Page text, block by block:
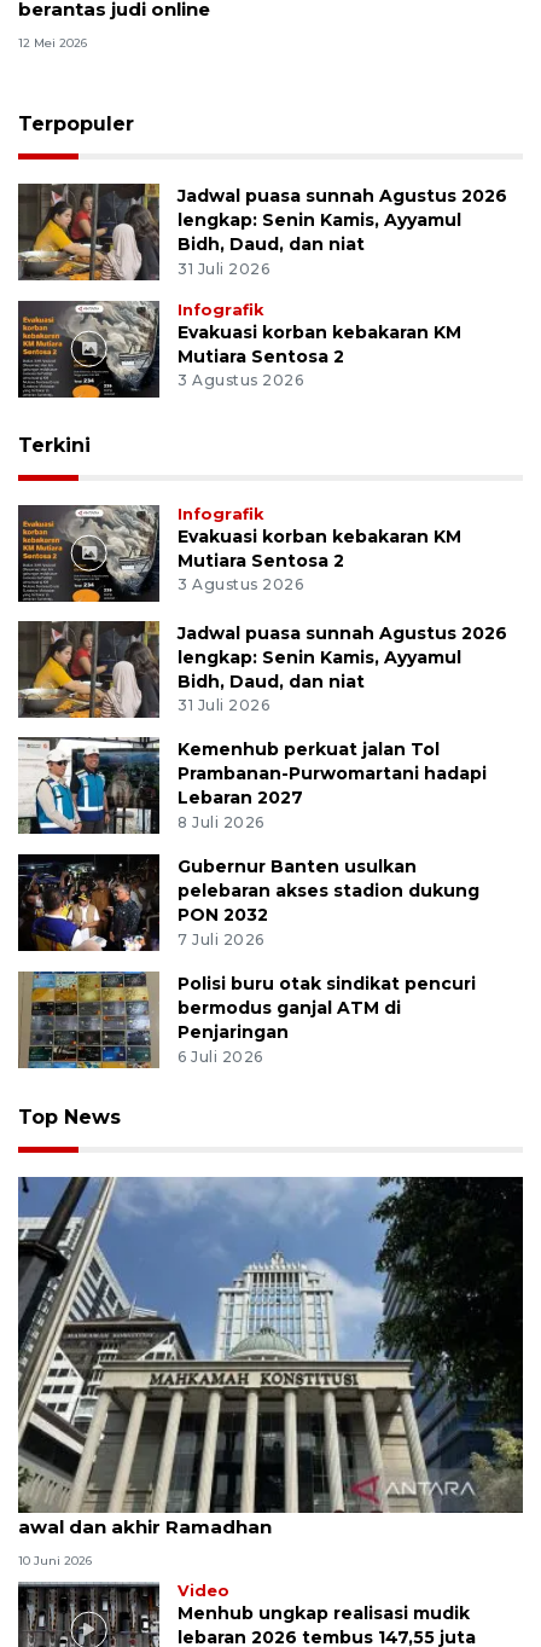
berantas judi online
12 Mei 2026
Terpopuler
Jadwal puasa sunnah Agustus 2026
lengkap: Senin Kamis, Ayyamul
Bidh, Daud, dan niat
31 Juli 2026
Infografik
Evakuasi korban kebakaran KM
Mutiara Sentosa 2
3 Agustus 2026
Terkini
Infografik
Evakuasi korban kebakaran KM
Mutiara Sentosa 2
3 Agustus 2026
Jadwal puasa sunnah Agustus 2026
lengkap: Senin Kamis, Ayyamul
Bidh, Daud, dan niat
31 Juli 2026
Kemenhub perkuat jalan Tol
Prambanan-Purwomartani hadapi
Lebaran 2027
8 Juli 2026
Gubernur Banten usulkan
pelebaran akses stadion dukung
PON 2032
7 Juli 2026
Polisi buru otak sindikat pencuri
bermodus ganjal ATM di
Penjaringan
6 Juli 2026
Top News
MK uji materi UU Peradilan Agama perihal isbat
awal dan akhir Ramadhan
10 Juni 2026
Video
Menhub ungkap realisasi mudik
lebaran 2026 tembus 147,55 juta